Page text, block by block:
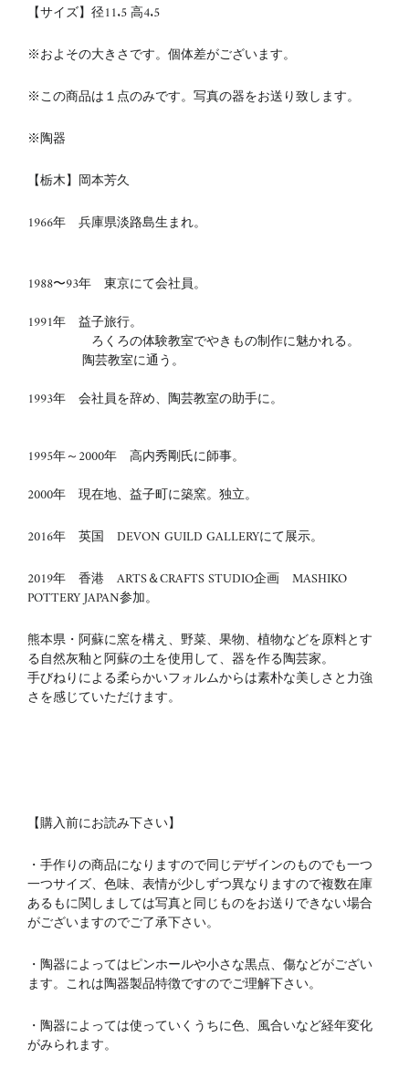
【サイズ】径11.5高4.5
※およその大きさです。個体差がございます。
※この商品は１点のみです。写真の器をお送り致します。
※陶器
【栃木】岡本芳久
1966年 兵庫県淡路島生まれ。
1988〜93年 東京にて会社員。
1991年 益子旅行。
ろくろの体験教室でやきもの制作に魅かれる。
陶芸教室に通う。
1993年 会社員を辞め、陶芸教室の助手に。
1995年～2000年 高内秀剛氏に師事。
2000年 現在地、益子町に築窯。独立。
2016年 英国 DEVON GUILD GALLERYにて展示。
2019年 香港 ARTS＆CRAFTS STUDIO企画 MASHIKO
POTTERY JAPAN参加。
熊本県・阿蘇に窯を構え、野菜、果物、植物などを原料とす
る自然灰釉と阿蘇の土を使用して、器を作る陶芸家。
手びねりによる柔らかいフォルムからは素朴な美しさと力強
さを感じていただけます。
【購入前にお読み下さい】
・手作りの商品になりますので同じデザインのものでも一つ
一つサイズ、色味、表情が少しずつ異なりますので複数在庫
あるもに関しましては写真と同じものをお送りできない場合
がございますのでご了承下さい。
・陶器によってはピンホールや小さな黒点、傷などがござい
ます。これは陶器製品特徴ですのでご理解下さい。
・陶器によっては使っていくうちに色、風合いなど経年変化
がみられます。